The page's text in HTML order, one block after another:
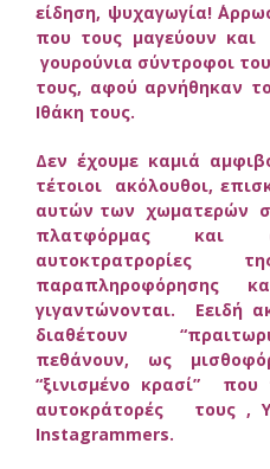
είδηση, ψυχαγωγία!
που τους μαγεύουν
γουρούνια σύντροφοι
τους, αφού αρνήθηκαν
Ιθάκη τους.
Δεν έχουμε καμιά
τέτοιοι ακόλουθοι,
αυτών των χωματερών
πλατφόρμας και
αυτοκτρατρορίες
παραπληροφόρησης
γιγαντώνονται. Εειδή
διαθέτουν
πεθάνουν, ως
“ξινισμένο κρασί”
αυτοκράτορές τους ,
Instagrammers.